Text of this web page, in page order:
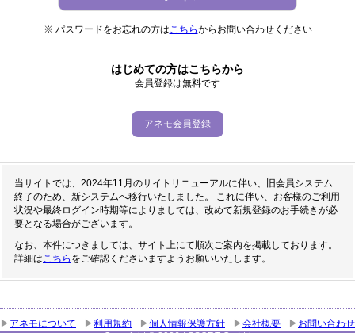
※ パスワードをお忘れの方はこちらからお問い合わせください
はじめての方はこちらから
会員登録は無料です
アネモ会員登録
当サイトでは、2024年11月のサイトリニューアルに伴い、旧会員システム
終了のため、新システムへ移行いたしました。 これに伴い、お客様のご利用
状況や最終ログイン時期等によりましては、改めて新規登録のお手続きが必
要となる場合がございます。
なお、本件につきましては、サイト上にて順次ご案内を掲載しております。
詳細はこちら をご確認くださいますようお願いいたします。
アネモについて 利用規約 個人情報保護方針 会社概要
お問い合わせ